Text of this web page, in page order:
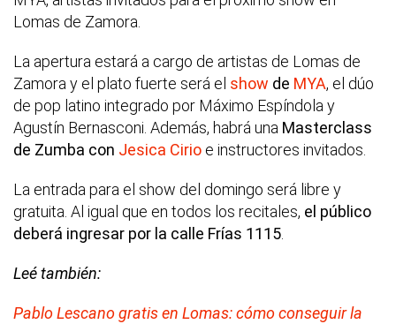
Lomas de Zamora.
La apertura estará a cargo de artistas de Lomas de
Zamora y el plato fuerte será el show de MYA, el dúo
de pop latino integrado por Máximo Espíndola y
Agustín Bernasconi. Además, habrá una Masterclass
de Zumba con Jesica Cirio e instructores invitados.
La entrada para el show del domingo será libre y
gratuita. Al igual que en todos los recitales, el público
deberá ingresar por la calle Frías 1115
Leé también:
Pablo Lescano gratis en Lomas: cómo conseguir la